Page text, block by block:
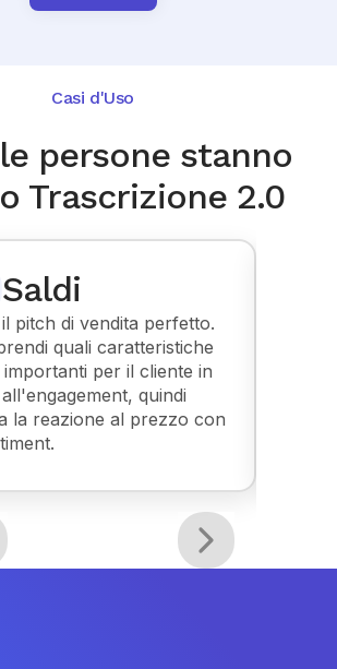
Casi d'Uso
persone stanno
Trascrizione 2.0
Saldi
pitch di vendita perfetto.
quali caratteristiche
per il cliente in
quindi
la reazione al prezzo con